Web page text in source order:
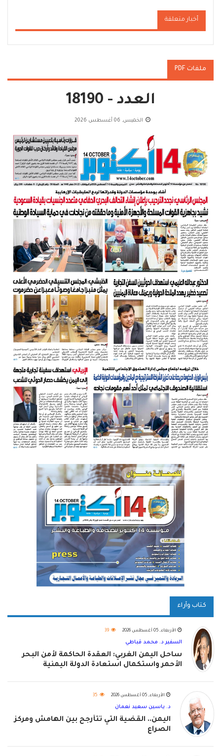
أخبار متعلقة
ملفات PDF
العدد - 18190
الخميس, 06 أغسطس 2026
كتاب وآراء
الأربعاء, 05 أغسطس 2026 39
السفير د. محمد قباطي
ساحل اليمن الغربي: العقدة الحاكمة لأمن البحر
الأحمر واستكمال استعادة الدولة اليمنية
الأربعاء, 05 أغسطس 2026 35
د. ياسين سعيد نعمان
اليمن.. القضية التي تتأرجح بين الهامش ومركز
الصراع